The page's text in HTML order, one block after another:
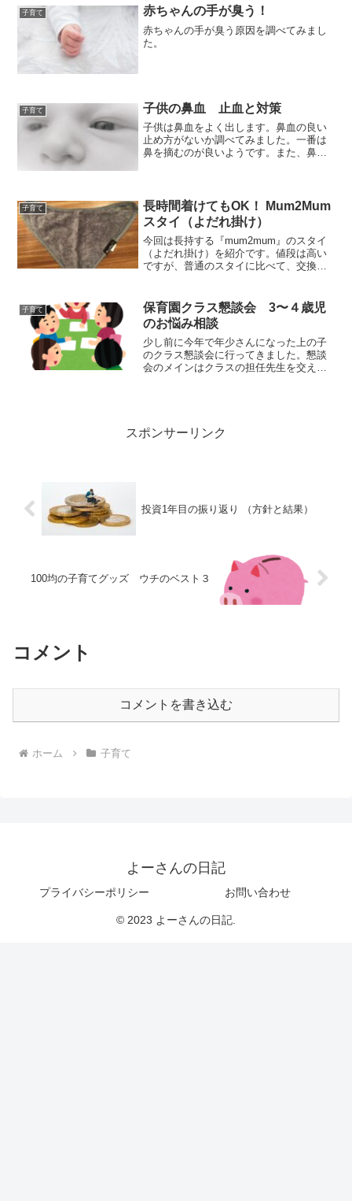
ので、100均で子育てクッズを探している
方の参考になれば幸いです。
子育て 赤ちゃんの手が臭う！
赤ちゃんの手が臭う原因を調べてみまし
た。
子育て 子供の鼻血 止血と対策
子供は鼻血をよく出します。鼻血の良い
止め方がないか調べてみました。一番は
鼻を摘むのが良いようです。また、鼻血
子育て
長時間着けてもOK！ Mum2Mum
スタイ（よだれ掛け）
今回は長持する『mum2mum』のスタイ
（よだれ掛け）を紹介です。値段は高い
ですが、普通のスタイに比べて、交換し
使うことができます。長持するスタイを
探している方は試してみてはいかがでし
ょうか。
子育て
保育園クラス懇談会 3〜４歳児
のお悩み相談
少し前に今年で年少さんになった上の子
のクラス懇談会に行ってきました。懇談
会のメインはクラスの担任先生を交えた
出中に子供が思いもよらない言葉を言っ
た時の対策』それぞれのご家庭での対策
スポンサーリンク
投資1年目の振り返り （方針と結果）
100均の子育てグッズ ウチのベスト３
コメント
コメントを書き込む
ホーム 子育て
よーさんの日記
プライバシーポリシー お問い合わせ
© 2023 よーさんの日記.